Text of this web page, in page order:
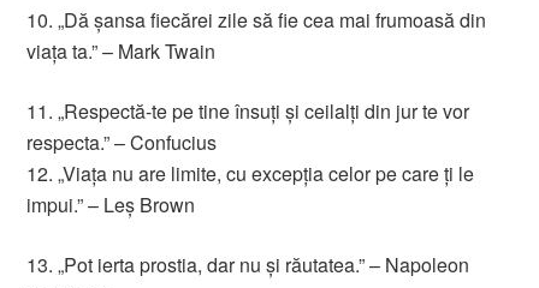
10. „Dă şansa fiecărei zile să fie cea mai frumoasă din
viaţa ta.” – Mark Twain
11. „Respectă-te pe tine însuţi şi ceilalţi din jur te vor
respecta.” – Confucius
12. „Viaţa nu are limite, cu excepţia celor pe care ţi le
impui.” – Leş Brown
13. „Pot ierta prostia, dar nu şi răutatea.” – Napoleon